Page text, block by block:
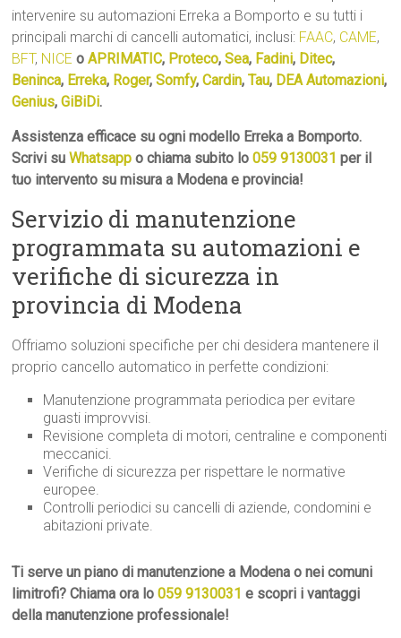
intervenire su automazioni Erreka a Bomporto e su tutti i
principali marchi di cancelli automatici, inclusi: FAAC, CAME,
BFT, NICE oAPRIMATIC, Proteco,Sea, Fadini, Ditec,
Beninca, Erreka, Roger,Somfy,Cardin,Tau, DEA Automazioni,
Genius,GiBiDi.
Assistenza efficace su ogni modello Erreka a Bomporto.
Scrivi suWhatsapp o chiama subito lo059 9130031 per il
tuo intervento su misura a Modena e provincia!
Servizio di manutenzione
programmata su automazioni e
verifiche di sicurezza in
provincia di Modena
Offriamo soluzioni specifiche per chi desidera mantenere il
proprio cancello automatico in perfette condizioni:
Manutenzione programmata periodica per evitare
guasti improvvisi.
Revisione completa di motori, centraline e componenti
meccanici.
Verifiche di sicurezza per rispettare le normative
europee.
Controlli periodici su cancelli di aziende, condomini e
abitazioni private.
Ti serve un piano di manutenzione a Modena o nei comuni
limitrofi? Chiama ora lo059 9130031 e scopri i vantaggi
della manutenzione professionale!